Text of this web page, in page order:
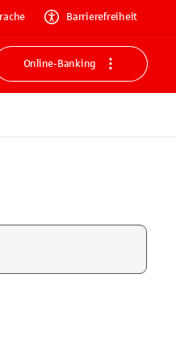
Barrierefreiheit
Online-Banking